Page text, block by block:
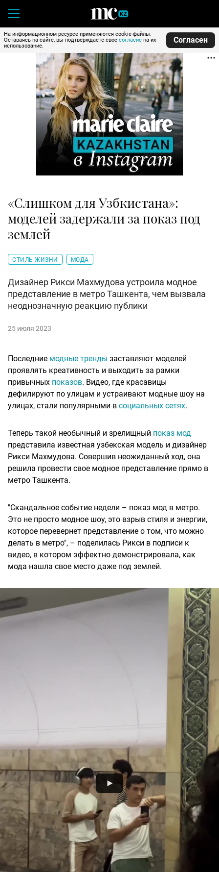
На информационном ресурсе применяются cookie-файлы.
Оставаясь на сайте, вы подтверждаете свое согласие на их
использование.
Согласен
«Слишком для Узбкистана»:
моделей задержали за показ под
землей
СТИЛЬ ЖИЗНИ МОДА
Дизайнер Рикси Махмудова устроила модное
представление в метро Ташкента, чем вызвала
неоднозначную реакцию публики
25 июля 2023
Последние модные тренды заставляют моделей
проявлять креативность и выходить за рамки
привычных показов. Видео, где красавицы
дефилируют по улицам и устраивают модные шоу на
улицах, стали популярными в социальных сетях.
Теперь такой необычный и зрелищный показ мод
представила известная узбекская модель и дизайнер
Рикси Махмудова. Совершив неожиданный ход, она
решила провести свое модное представление прямо в
метро Ташкента.
"Скандальное событие недели – показ мод в метро.
Это не просто модное шоу, это взрыв стиля и энергии,
которое перевернет представление о том, что можно
делать в метро", – поделилась Рикси в подписи к
видео, в котором эффектно демонстрировала, как
мода нашла свое место даже под землей.